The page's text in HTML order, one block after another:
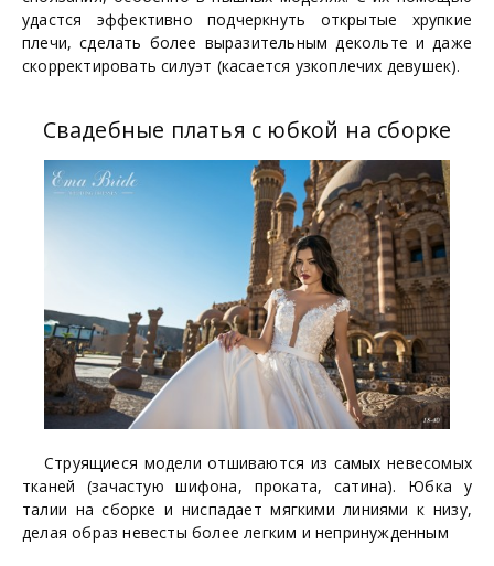
удастся эффективно подчеркнуть открытые хрупкие
плечи, сделать более выразительным декольте и даже
скорректировать силуэт (касается узкоплечих девушек).
Свадебные платья с юбкой на сборке
Струящиеся модели отшиваются из самых невесомых
тканей (зачастую шифона, проката, сатина). Юбка у
талии на сборке и ниспадает мягкими линиями к низу,
делая образ невесты более легким и непринужденным